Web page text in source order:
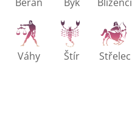
Váhy Štír Střelec